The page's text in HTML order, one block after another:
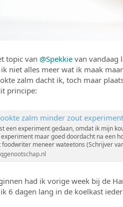
topic van @Spekkie van vandaag
niet alles meer wat ik maak
zalm dacht ik, toch maar
principe:
zalm minder zout experiment
een experiment gedaan, omdat ik mijn
experiment maar goed doordacht na een
meneer wateetons (Schrijver
had ik vorige week bij de
6 dagen lang in de koelkast